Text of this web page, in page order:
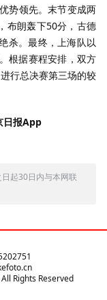
势领先。末节变成两
布朗轰下50分，古德
杀。最终，上海队以
根据赛程安排，双方
行总决赛第三场的较
日报App
起30日内与本网联
Rights Reserved